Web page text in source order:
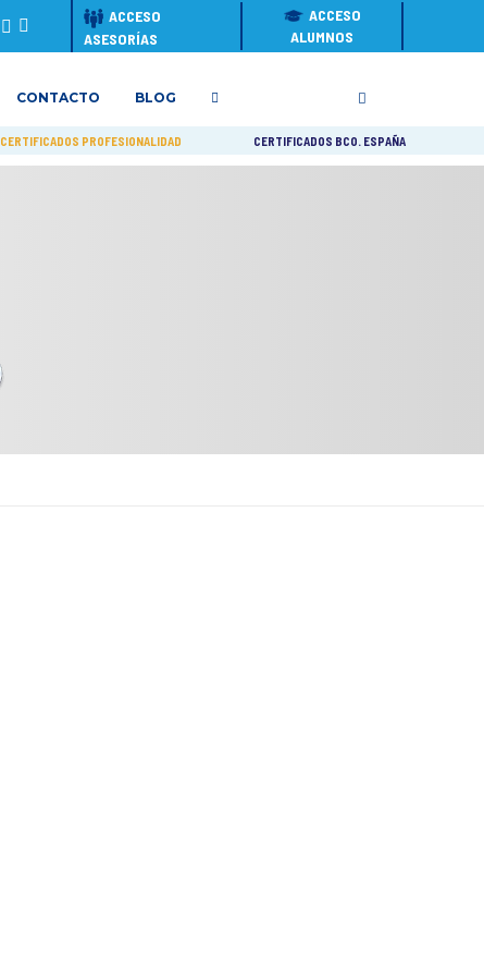
ACCESO
ASESORÍAS
ACCESO
ALUMNOS
CONTACTO BLOG
CERTIFICADOS PROFESIONALIDAD CERTIFICADOS BCO. ESPAÑA